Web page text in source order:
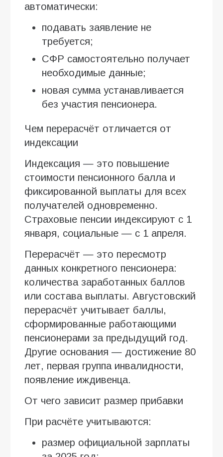
автоматически:
подавать заявление не
требуется;
СФР самостоятельно получает
необходимые данные;
новая сумма устанавливается
без участия пенсионера.
Чем перерасчёт отличается от
индексации
Индексация — это повышение
стоимости пенсионного балла и
фиксированной выплаты для всех
получателей одновременно.
Страховые пенсии индексируют с 1
января, социальные — с 1 апреля.
Перерасчёт — это пересмотр
данных конкретного пенсионера:
количества заработанных баллов
или состава выплаты. Августовский
перерасчёт учитывает баллы,
сформированные работающими
пенсионерами за предыдущий год.
Другие основания — достижение 80
лет, первая группа инвалидности,
появление иждивенца.
От чего зависит размер прибавки
При расчёте учитываются:
размер официальной зарплаты